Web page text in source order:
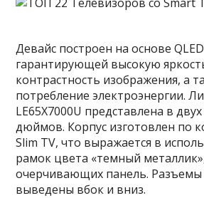
Девайс построен на основе
гарантирующей высокую
контрастность изображения, а
потребление электроэнергии.
LE65X7000U представлена в
дюймов. Корпус изготовлен по
Slim TV, что выражается в
рамок цвета «темный
очерчивающих панель. Разъемы
выведены вбок и вниз.